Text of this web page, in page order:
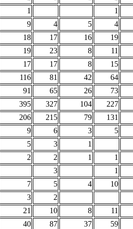
1
1
9 4 5
4
18 17 16
19
19 23 8
11
17 17 8
15
116 81 42
64
91 65 26
73
395 327 104
227
206 215 79
131
9 6 3
5
5 3
1
2 2 1
1
3
1
7 5 4
10
3
2
21 10 8
11
40 87 37
59